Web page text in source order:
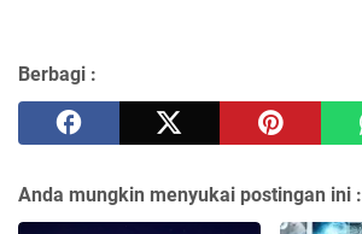
Berbagi :
Anda mungkin menyukai postingan ini :